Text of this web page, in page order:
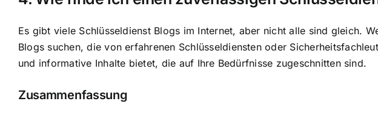
Es gibt viele Schlüsseldienst Blogs im Internet, aber nicht alle sind gleich.
Blogs suchen, die von erfahrenen Schlüsseldiensten oder
und informative Inhalte bietet, die auf Ihre Bedürfnisse zugeschnitten sind.
Zusammenfassung